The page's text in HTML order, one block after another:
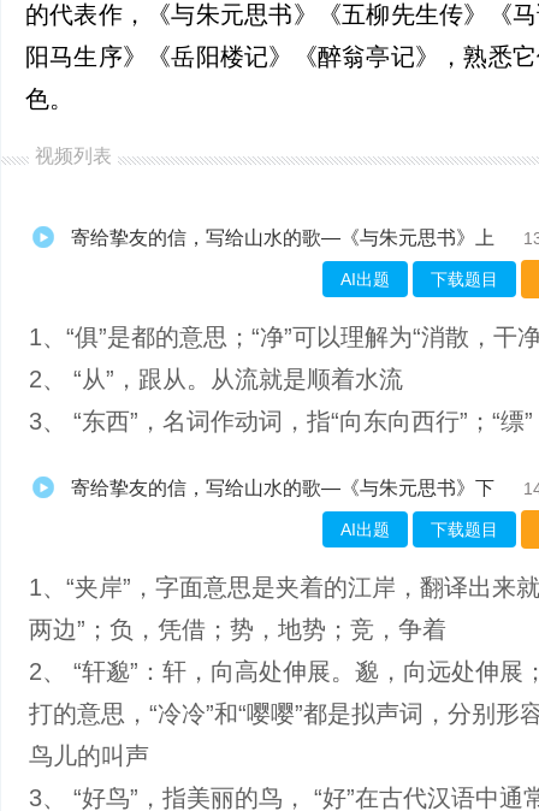
的代表作，《与朱元思书》《五柳先生传》《
阳马生序》《岳阳楼记》《醉翁亭记》，熟悉
色。
视频列表
寄给挚友的信，写给山水的歌—《与朱元思书》上
AI出题 下载题目
1、“俱”是都的意思；“净”可以理解为“消散，干
2、 “从”，跟从。从流就是顺着水流
3、 “东西”，名词作动词，指“向东向西行”；“缥
寄给挚友的信，写给山水的歌—《与朱元思书》下
AI出题 下载题目
1、“夹岸”，字面意思是夹着的江岸，翻译出来
两边”；负，凭借；势，地势；竞，争着
2、 “轩邈”：轩，向高处伸展。邈，向远处伸展
打的意思，“冷冷”和“嘤嘤”都是拟声词，分别形
鸟儿的叫声
3、 “好鸟”，指美丽的鸟， “好”在古代汉语中通